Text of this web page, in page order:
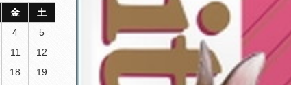
金
土
4
5
11
12
18
19